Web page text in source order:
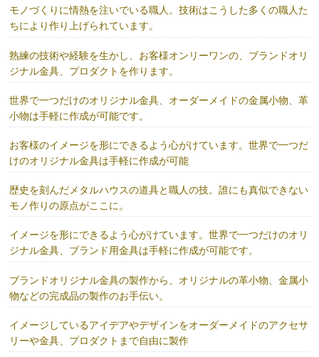
モノづくりに情熱を注いでいる職人。技術はこうした多くの職人た
ちにより作り上げられています。
熟練の技術や経験を生かし、お客様オンリーワンの、ブランドオリ
ジナル金具、プロダクトを作ります。
世界で一つだけのオリジナル金具、オーダーメイドの金属小物、革
小物は手軽に作成が可能です。
お客様のイメージを形にできるよう心がけています。世界で一つだ
けのオリジナル金具は手軽に作成が可能
歴史を刻んだメタルハウスの道具と職人の技。誰にも真似できない
モノ作りの原点がここに。
イメージを形にできるよう心がけています。世界で一つだけのオリ
ジナル金具、ブランド用金具は手軽に作成が可能です。
ブランドオリジナル金具の製作から、オリジナルの革小物、金属小
物などの完成品の製作のお手伝い。
イメージしているアイデアやデザインをオーダーメイドのアクセサ
リーや金具、プロダクトまで自由に製作